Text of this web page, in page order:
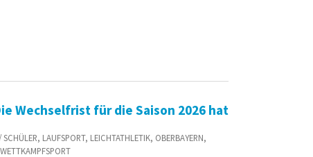
Wechselfrist für die Saison 2026 hat
LAUFSPORT, LEICHTATHLETIK, OBERBAYERN,